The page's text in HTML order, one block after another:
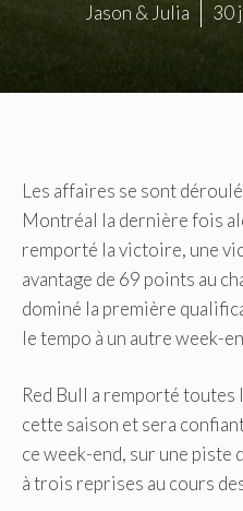
Jason & Julia 30
Les affaires se sont
Montréal la dernière fois
remporté la victoire, une
avantage de 69 points au
dominé la première
le tempo à un autre week-
Red Bull a remporté toutes
cette saison et sera
ce week-end, sur une piste
à trois reprises au cours